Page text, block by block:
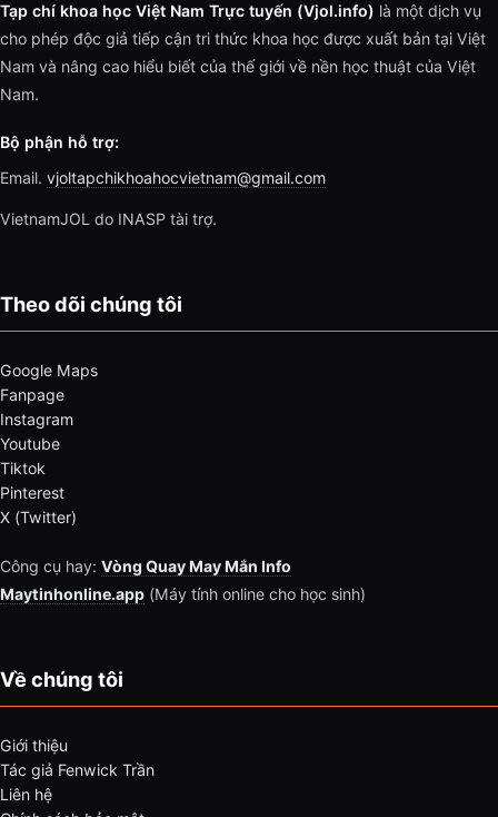
Tạp chí khoa học Việt Nam Trực tuyến (Vjol.info) là một dịch vụ
cho phép độc giả tiếp cận tri thức khoa học được xuất bản tại Việt
Nam và nâng cao hiểu biết của thế giới về nền học thuật của Việt
Nam.
Bộ phận hỗ trợ:
Email. vjoltapchikhoahocvietnam@gmail.com
VietnamJOL do INASP tài trợ.
Theo dõi chúng tôi
Google Maps
Fanpage
Instagram
Youtube
Tiktok
Pinterest
X (Twitter)
Công cụ hay: Vòng Quay May Mắn Info
Maytinhonline.app (Máy tính online cho học sinh)
Về chúng tôi
Giới thiệu
Tác giả Fenwick Trần
Liên hệ